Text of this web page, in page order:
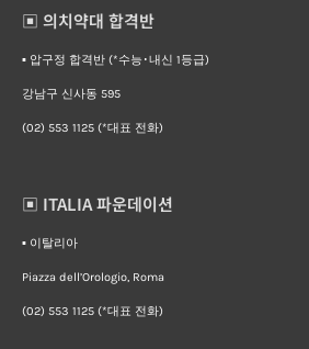
▣ 의치약대 합격반
▪︎ 압구정 합격반 (*수능･내신 1등급)
강남구 신사동 595
(02) 553 1125 (*대표 전화)
▣ ITALIA 파운데이션
▪︎ 이탈리아
Piazza dell’Orologio, Roma
(02) 553 1125 (*대표 전화)